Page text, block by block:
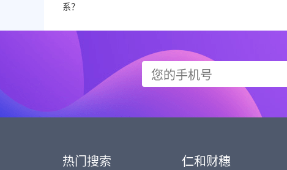
系？
热门搜索 仁和财穗